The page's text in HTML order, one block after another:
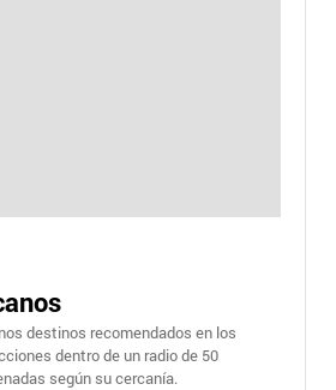
destinos recomendados en los
dentro de un radio de 50
según su cercanía.